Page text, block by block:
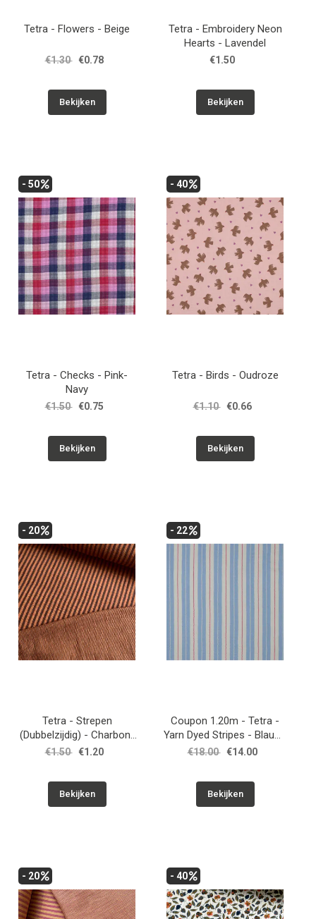
Tetra - Flowers - Beige
€1.30 €0.78
Bekijken
Tetra - Embroidery Neon
Hearts - Lavendel
€1.50
Bekijken
- 50
Tetra - Checks - Pink-
Navy
€1.50 €0.75
Bekijken
- 40
Tetra - Birds - Oudroze
€1.10 €0.66
Bekijken
- 20
Tetra - Strepen
(Dubbelzijdig) - Charbon-
Toffee
€1.50 €1.20
Bekijken
- 22
Coupon 1.20m - Tetra -
Yarn Dyed Stripes - Blauw-
Ecru-Fuchsia
€18.00 €14.00
Bekijken
- 20 - 40